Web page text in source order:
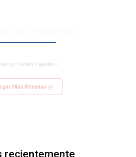
porRecién llegados
Más Reseñas
recientemente